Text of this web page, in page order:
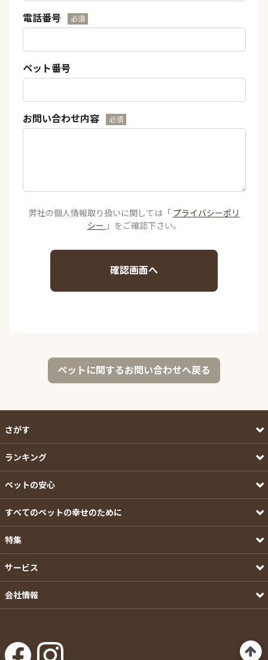
電話番号 必須
ペット番号
お問い合わせ内容 必須
弊社の個人情報取り扱いに関しては「 プライバシーポリ
シー 」をご確認下さい。
確認画面へ
ペットに関するお問い合わせへ戻る
さがす
ランキング
ペットの安心
すべてのペットの幸せのために
特集
サービス
会社情報